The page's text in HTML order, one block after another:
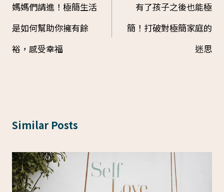
navigation
媽媽們請進！極簡生活
是如何幫助你擁有餘
裕，感受幸福
有了孩子之後也能極
簡！打破對極簡家庭的
迷思
Similar Posts